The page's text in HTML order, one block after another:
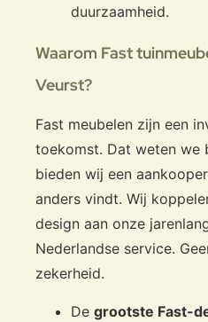
duurzaamheid.
Waarom Fast
Veurst?
Fast meubelen zijn een
toekomst. Dat weten we
bieden wij een
anders vindt. Wij
design aan onze
Nederlandse service.
zekerheid.
De grootste Fast-